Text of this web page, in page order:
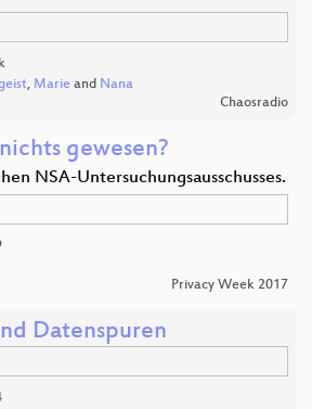
, Marie and Nana
Chaosradio
gewesen?
NSA-Untersuchungsausschusses.
Privacy Week 2017
Datenspuren